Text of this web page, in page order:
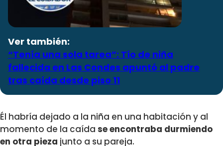
Ver también:
“Tenía una sola tarea”: Tío de niña
fallecida en Las Condes apuntó al padre
tras caída desde piso 11
Él habría dejado a la niña en una habitación y al
momento de la caída se encontraba durmiendo
en otra pieza junto a su pareja.